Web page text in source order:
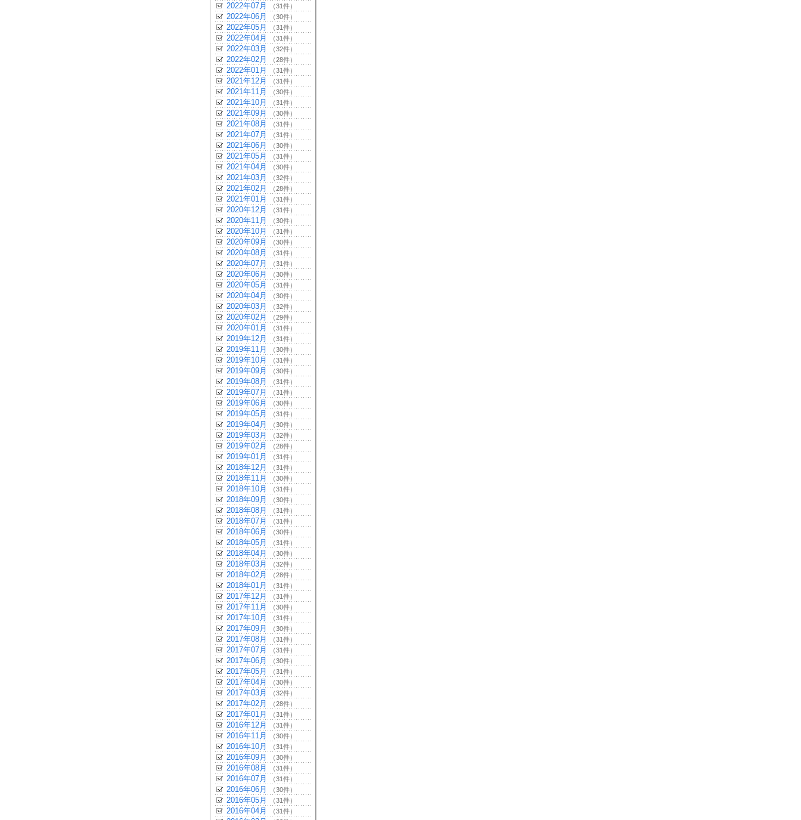
2022年07月 （31件）
2022年06月 （30件）
2022年05月 （31件）
2022年04月 （31件）
2022年03月 （32件）
2022年02月 （28件）
2022年01月 （31件）
2021年12月 （31件）
2021年11月 （30件）
2021年10月 （31件）
2021年09月 （30件）
2021年08月 （31件）
2021年07月 （31件）
2021年06月 （30件）
2021年05月 （31件）
2021年04月 （30件）
2021年03月 （32件）
2021年02月 （28件）
2021年01月 （31件）
2020年12月 （31件）
2020年11月 （30件）
2020年10月 （31件）
2020年09月 （30件）
2020年08月 （31件）
2020年07月 （31件）
2020年06月 （30件）
2020年05月 （31件）
2020年04月 （30件）
2020年03月 （32件）
2020年02月 （29件）
2020年01月 （31件）
2019年12月 （31件）
2019年11月 （30件）
2019年10月 （31件）
2019年09月 （30件）
2019年08月 （31件）
2019年07月 （31件）
2019年06月 （30件）
2019年05月 （31件）
2019年04月 （30件）
2019年03月 （32件）
2019年02月 （28件）
2019年01月 （31件）
2018年12月 （31件）
2018年11月 （30件）
2018年10月 （31件）
2018年09月 （30件）
2018年08月 （31件）
2018年07月 （31件）
2018年06月 （30件）
2018年05月 （31件）
2018年04月 （30件）
2018年03月 （32件）
2018年02月 （28件）
2018年01月 （31件）
2017年12月 （31件）
2017年11月 （30件）
2017年10月 （31件）
2017年09月 （30件）
2017年08月 （31件）
2017年07月 （31件）
2017年06月 （30件）
2017年05月 （31件）
2017年04月 （30件）
2017年03月 （32件）
2017年02月 （28件）
2017年01月 （31件）
2016年12月 （31件）
2016年11月 （30件）
2016年10月 （31件）
2016年09月 （30件）
2016年08月 （31件）
2016年07月 （31件）
2016年06月 （30件）
2016年05月 （31件）
2016年04月 （31件）